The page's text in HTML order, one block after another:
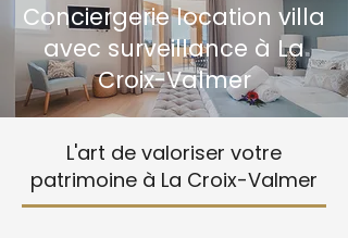
Conciergerie location villa
avec surveillance à La
Croix-Valmer
L'art de valoriser votre
patrimoine à La Croix-Valmer